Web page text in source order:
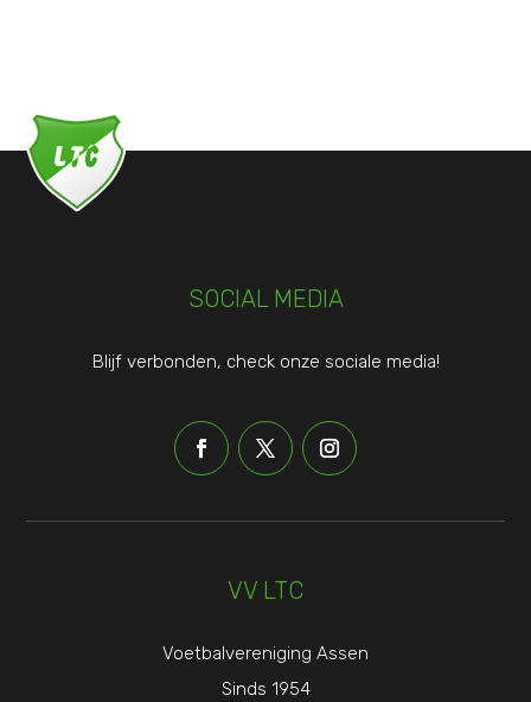
SOCIAL MEDIA
Blijf verbonden, check onze sociale media!
VV LTC
Voetbalvereniging Assen
Sinds 1954